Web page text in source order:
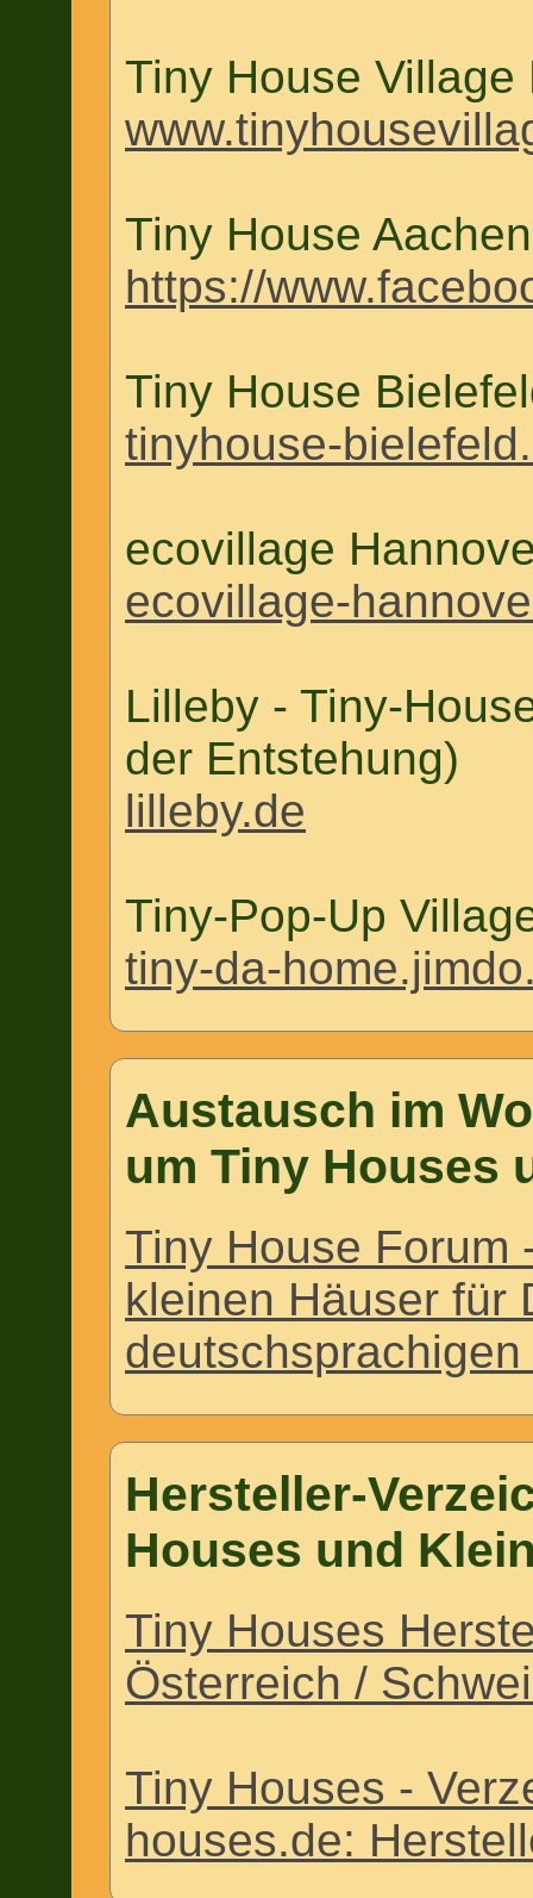
Tiny House Village
Tiny House
https://
Tiny House
tinyhouse-
ecovillage
ecovillage-
Lilleby - Tiny-
der Entstehung)
lilleby.de
Tiny-Pop-Up
tiny-da-
Austausch im
um Tiny Houses
Tiny House Forum
kleinen Häuser für
deutschsprachigen
Hersteller-
Houses und
Tiny Houses
Österreich /
Tiny Houses -
houses.de: